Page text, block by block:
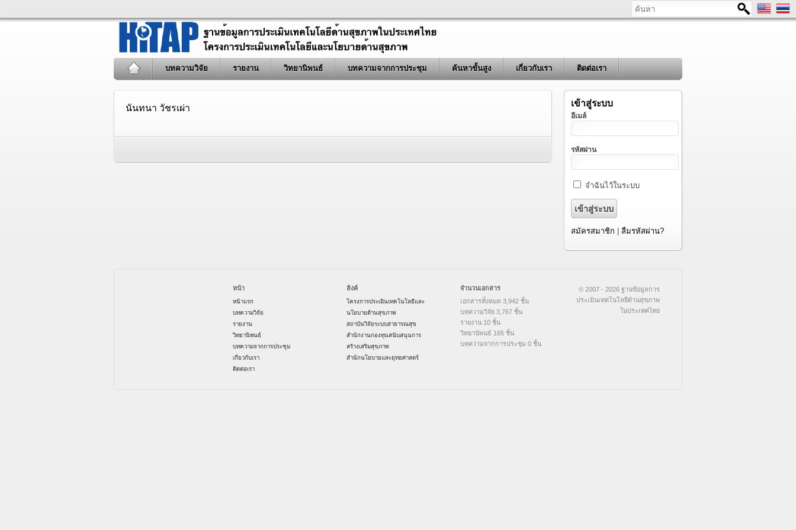
ค้นหา
บทความวิจัย รายงาน วิทยานิพนธ์ บทความจากการประชุม ค้นหาขั้นสูง เกี่ยวกับเรา ติดต่อเรา
นันทนา วัชรเผ่า เข้าสู่ระบบ
อีเมล์
รหัสผ่าน
จำฉันไว้ในระบบ
สมัครสมาชิก ลืมรหัสผ่าน?
หน้า
หน้าแรก
บทความวิจัย
รายงาน
วิทยานิพนธ์
บทความจากการประชุม
เกี่ยวกับเรา
ติดต่อเรา
ลิงค์
โครงการประเมินเทคโนโลยีและ
นโยบายด้านสุขภาพ
สถาบันวิจัยระบบสาธารณสุข
สำนักงานกองทุนสนับสนุนการ
สร้างเสริมสุขภาพ
สำนักนโยบายและยุทธศาสตร์
จำนวนเอกสาร
เอกสารทั้งหมด 3,942 ชิ้น
บทความวิจัย 3,767 ชิ้น
รายงาน 10 ชิ้น
วิทยานิพนธ์ 165 ชิ้น
บทความจากการประชุม 0 ชิ้น
© 2007 - 2026 ฐานข้อมูลการ
ประเมินเทคโนโลยีด้านสุขภาพ
ในประเทศไทย